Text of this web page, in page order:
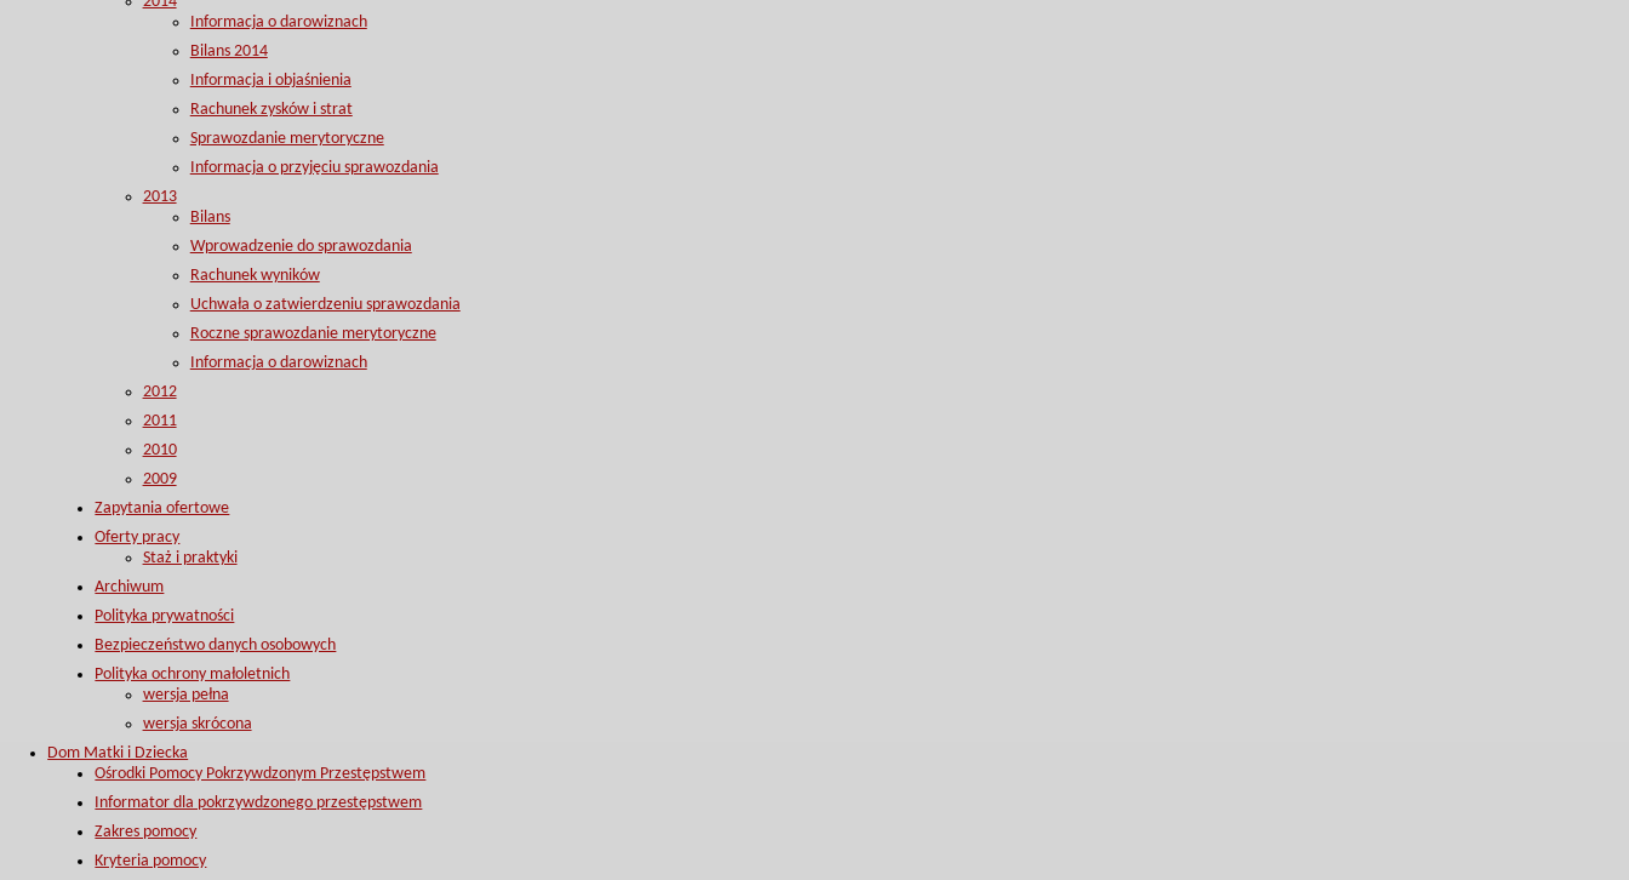
Informacja o darowiznach
Bilans 2014
Informacja i objaśnienia
Rachunek zysków i strat
Sprawozdanie merytoryczne
Informacja o przyjęciu sprawozdania
2013
Bilans
Wprowadzenie do sprawozdania
Rachunek wyników
Uchwała o zatwierdzeniu sprawozdania
Roczne sprawozdanie merytoryczne
Informacja o darowiznach
2012
2011
2010
2009
Zapytania ofertowe
Oferty pracy
Staż i praktyki
Archiwum
Polityka prywatności
Bezpieczeństwo danych osobowych
Polityka ochrony małoletnich
wersja pełna
wersja skrócona
Dom Matki i Dziecka
Ośrodki Pomocy Pokrzywdzonym Przestępstwem
Informator dla pokrzywdzonego przestępstwem
Zakres pomocy
Kryteria pomocy